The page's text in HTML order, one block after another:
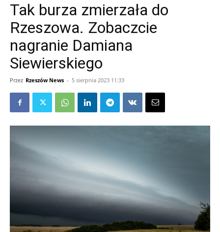
Tak burza zmierzała do
Rzeszowa. Zobaczcie
nagranie Damiana
Siewierskiego
Przez Rzeszów News - 5 sierpnia 2023 11:33